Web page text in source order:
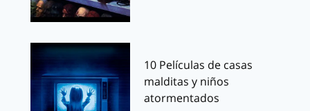
10 Películas de casas
malditas y niños
atormentados